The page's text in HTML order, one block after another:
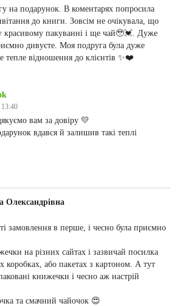
на подарунок. В коментарях попросила
до книги. Зовсім не очікувала, що
красивому пакуванні і ще чай🥹💓. Дуже
дивуєте. Моя подруга була дуже
тепле відношення до клієнтів ✨❤️
вам за довіру 💛
вдався й залишив такі теплі
Олександрівна
замовлення в перше, і чесно була приємно
на різних сайтах і зазвичай посилка
коробках, або пакетах з картоном. А тут
книжечки і чесно аж настрій
та смачний чайочок 😍